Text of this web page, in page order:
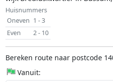
Huisnummers
Oneven 1 - 3
Even
2 - 10
Bereken route naar postcode
Vanuit: